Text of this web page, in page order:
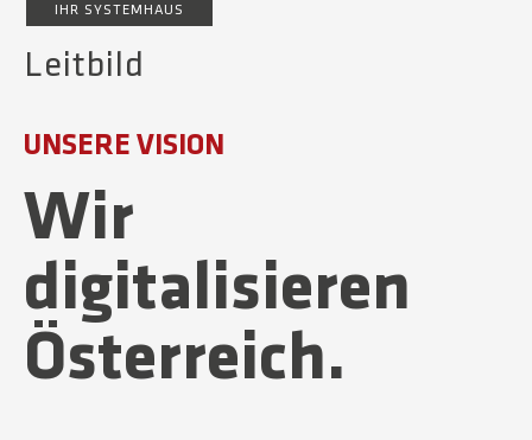
IHR SYSTEMHAUS
Leitbild
UNSERE VISION
Wir
digitalisieren
Österreich.